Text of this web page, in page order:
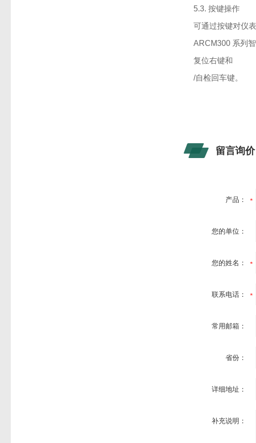
5.3. 按键操作
可通过按键对仪
ARCM300 系列
复位右键和
/自检回车键。
留言询价
产品：
您的单位：
您的姓名：
联系电话：
常用邮箱：
省份：
详细地址：
补充说明：